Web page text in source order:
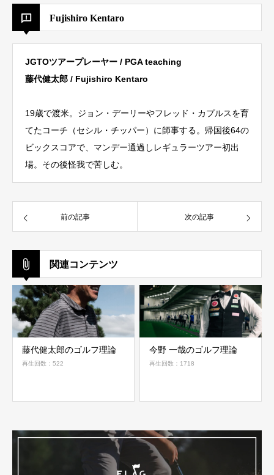
Fujishiro Kentaro
JGTOツアープレーヤー / PGA teaching
藤代健太郎 / Fujishiro Kentaro
19歳で渡米。ジョン・デーリーやフレッド・カプルスを育
てたコーチ（セシル・チッパー）に師事する。帰国後64の
ビックスコアで、マンデー通過しレギュラーツアー初出
場。その後怪我で苦しむ。
前の記事 次の記事
関連コンテンツ
藤代健太郎のゴルフ理論
再生回数：522
今野 一哉のゴルフ理論
再生回数：1718